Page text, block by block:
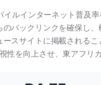
イルインターネット普及
のバックリンクを確保し
ースサイトに掲載される
視性を向上させ、東アフリ